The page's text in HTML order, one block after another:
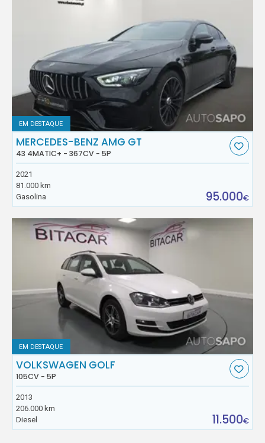
EM DESTAQUE
MERCEDES-BENZ AMG GT
43 4MATIC+ - 367CV - 5P
2021
81.000 km
Gasolina
95.000€
EM DESTAQUE
VOLKSWAGEN GOLF
105CV - 5P
2013
206.000 km
Diesel
11.500€